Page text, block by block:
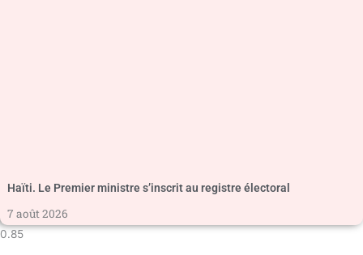
Haïti. Le Premier ministre s’inscrit au registre électoral
7 août 2026